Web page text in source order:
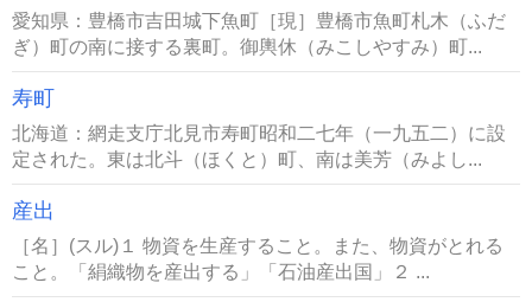
愛知県：豊橋市吉田城下魚町［現］豊橋市魚町札木（ふだ
ぎ）町の南に接する裏町。御輿休（みこしやすみ）町...
寿町
北海道：網走支庁北見市寿町昭和二七年（一九五二）に設
定された。東は北斗（ほくと）町、南は美芳（みよし...
産出
［名］(スル)１ 物資を生産すること。また、物資がとれる
こと。「絹織物を産出する」「石油産出国」２ ...